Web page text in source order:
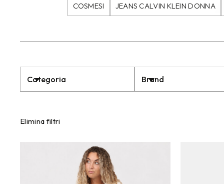
COSMESI JEANS CALVIN KLEIN DONNA
Categoria Brand
Elimina filtri